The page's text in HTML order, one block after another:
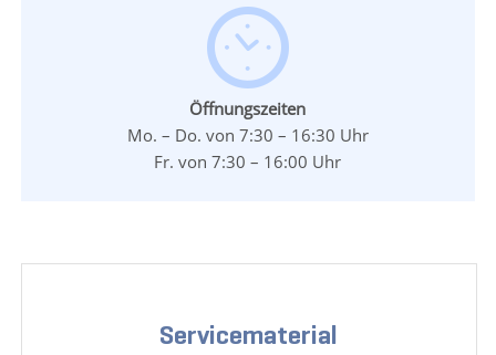
Öffnungszeiten
Mo. – Do. von 7:30 – 16:30 Uhr
Fr. von 7:30 – 16:00 Uhr
Servicematerial